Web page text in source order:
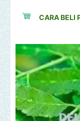
CARA BELI